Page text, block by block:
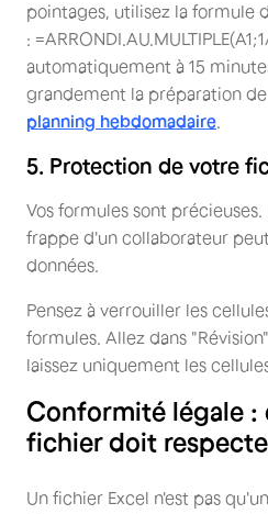
pointages, utilisez la formule
:
automatiquement à 15
grandement la préparation
planning hebdomadaire
5. Protection de votre
Vos formules sont
frappe d'un collaborateur
données.
Pensez à verrouiller les
formules. Allez dans
laissez uniquement les
Conformité légale :
fichier doit
Un fichier Excel n'est pas